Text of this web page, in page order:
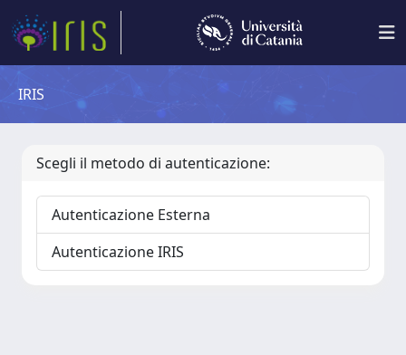
IRIS
Scegli il metodo di autenticazione:
Autenticazione Esterna
Autenticazione IRIS